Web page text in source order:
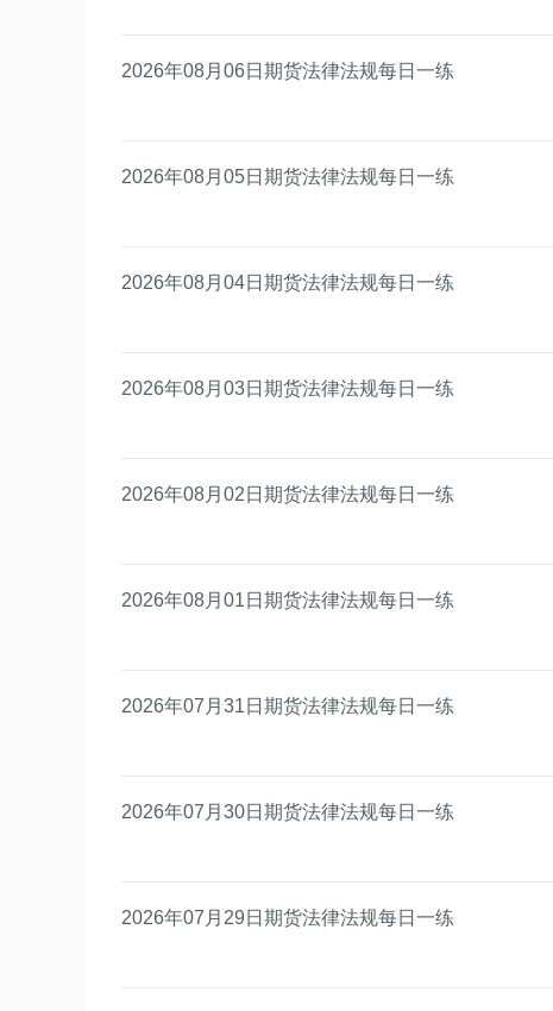
2026年08月06日期货法律法规每日一练
2026年08月05日期货法律法规每日一练
2026年08月04日期货法律法规每日一练
2026年08月03日期货法律法规每日一练
2026年08月02日期货法律法规每日一练
2026年08月01日期货法律法规每日一练
2026年07月31日期货法律法规每日一练
2026年07月30日期货法律法规每日一练
2026年07月29日期货法律法规每日一练